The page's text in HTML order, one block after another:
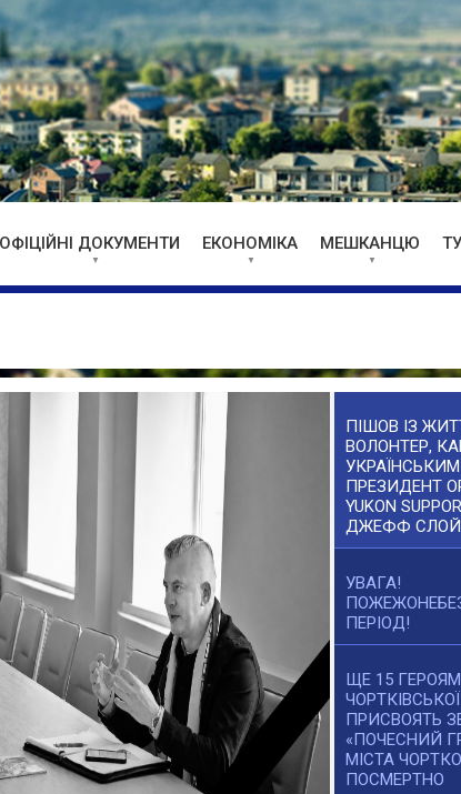
ОФІЦІЙНІ ДОКУМЕНТИ ЕКОНОМІКА МЕШКАНЦЮ
ПІШОВ ІЗ
ВОЛОНТЕР,
ПРЕЗИДЕНТ
YUKON
ДЖЕФФ
УВАГА!
ПЕРІОД!
ЩЕ 15 ГЕРОЯМ
ПРИСВОЯТЬ
«ПОЧЕСНИЙ
МІСТА
ПОСМЕРТНО